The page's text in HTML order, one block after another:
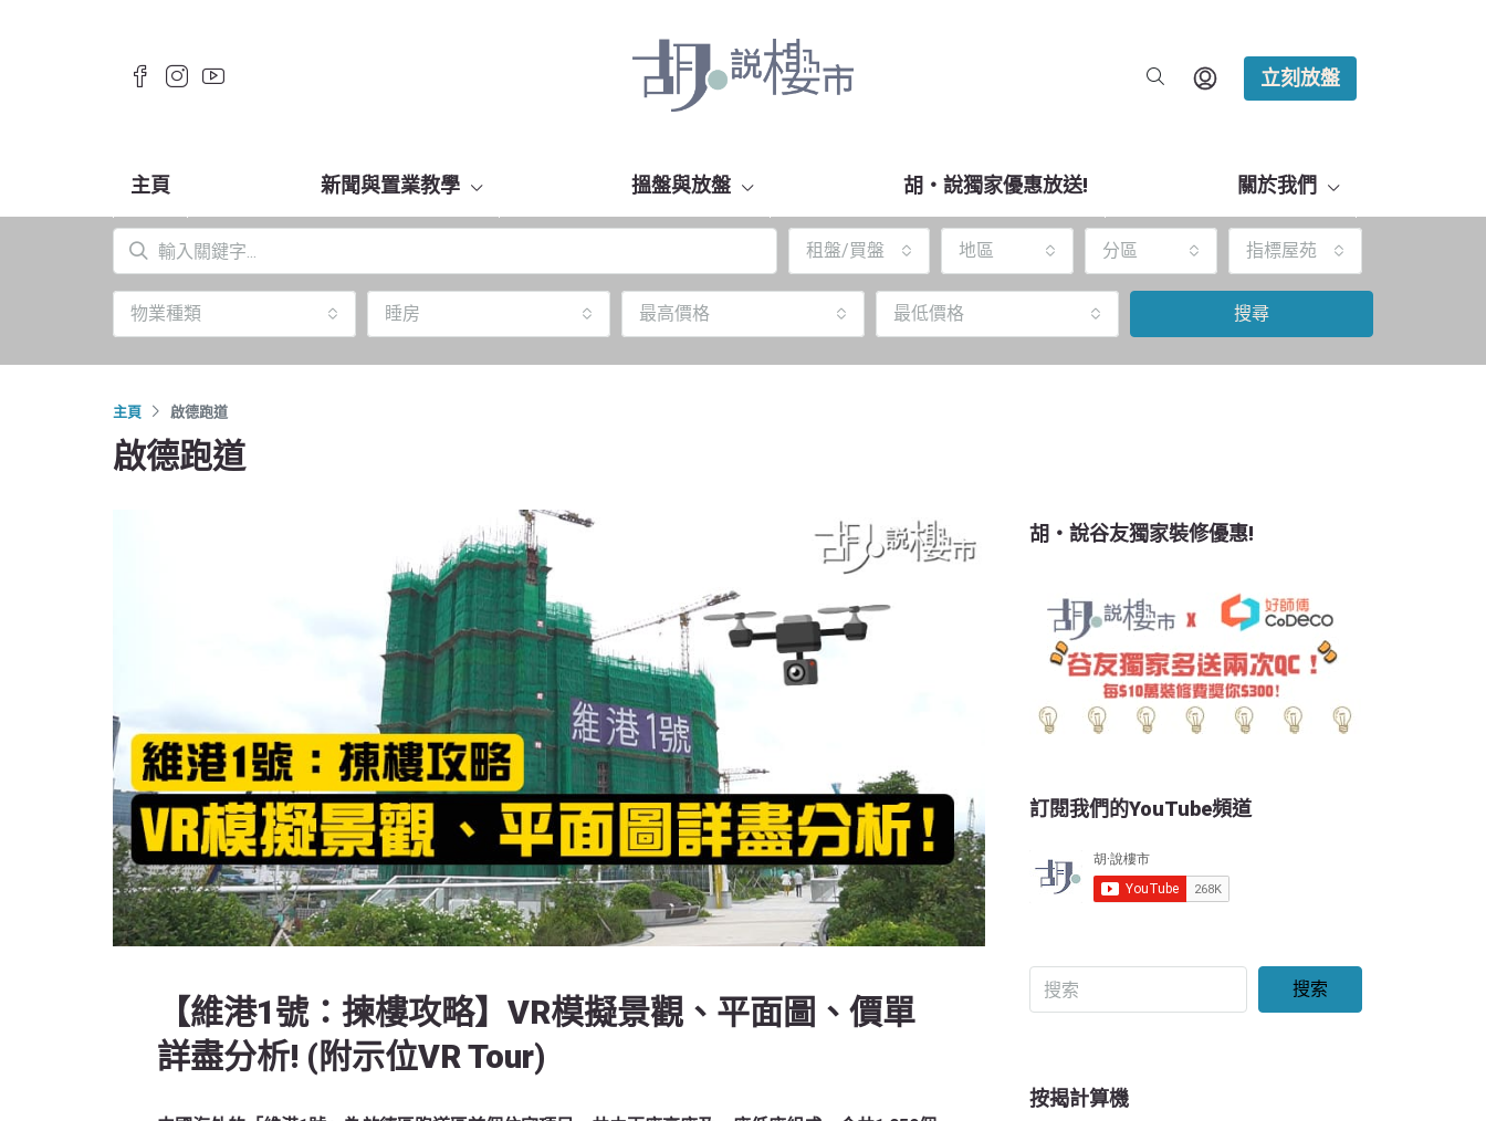
立刻放盤
主頁 新聞與置業教學 搵盤與放盤 胡‧說獨家優惠放送! 關於我們
租盤/買盤 地區 分區 指標屋苑
物業種類 睡房 最高價格 最低價格 搜尋
主頁 啟德跑道
啟德跑道
【維港1號：揀樓攻略】VR模擬景觀、平面圖、價單
詳盡分析! (附示位VR Tour)
胡‧說谷友獨家裝修優惠!
訂閱我們的YouTube頻道
搜索
按揭計算機